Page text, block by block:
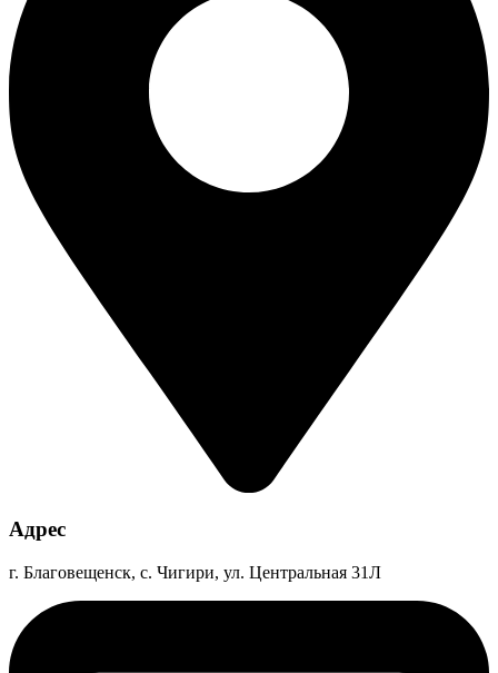
Адрес
г. Благовещенск, с. Чигири, ул. Центральная 31Л